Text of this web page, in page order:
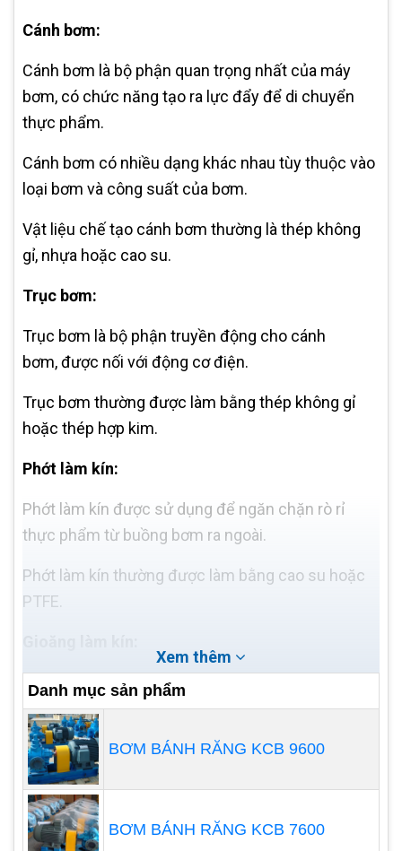
Cánh bơm:
Cánh bơm là bộ phận quan trọng nhất của máy
bơm, có chức năng tạo ra lực đẩy để di chuyển
thực phẩm.
Cánh bơm có nhiều dạng khác nhau tùy thuộc vào
loại bơm và công suất của bơm.
Vật liệu chế tạo cánh bơm thường là thép không
gỉ, nhựa hoặc cao su.
Trục bơm:
Trục bơm là bộ phận truyền động cho cánh
bơm, được nối với động cơ điện.
Trục bơm thường được làm bằng thép không gỉ
hoặc thép hợp kim.
Phớt làm kín:
Phớt làm kín được sử dụng để ngăn chặn rò rỉ
thực phẩm từ buồng bơm ra ngoài.
Phớt làm kín thường được làm bằng cao su hoặc
PTFE.
Gioăng làm kín được sử dụng để ngăn chặn rò rỉ
thực phẩm giữa các bộ phận của máy bơm.
Gioăng làm kín thường được làm bằng cao su
hoặc PTFE.
Khớp nối:
Xem thêm
Danh mục sản phẩm
BƠM BÁNH RĂNG KCB 9600
BƠM BÁNH RĂNG KCB 7600